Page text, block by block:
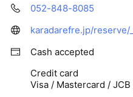
052-848-8085
Cash accepted
Credit card
Visa / Mastercard /